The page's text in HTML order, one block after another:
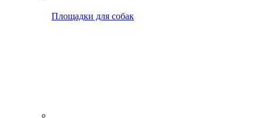
Площадки для собак